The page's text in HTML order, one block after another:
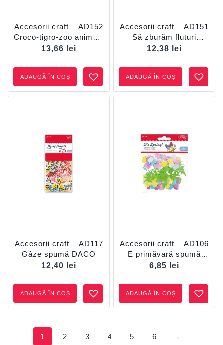
Accesorii craft – AD152
Croco-tigro-zoo animale
spumă autoadezivă
13,66 lei
ADAUGĂ ÎN COȘ
Accesorii craft – AD151
Să zburăm fluturi
spumă DACO
12,38 lei
ADAUGĂ ÎN COȘ
Accesorii craft – AD117
Gâze spumă DACO
12,40
lei
ADAUGĂ ÎN COȘ
Accesorii craft – AD106
E primăvară spumă
DACO
6,85 lei
ADAUGĂ ÎN COȘ
1 2 3 4 5 6 →